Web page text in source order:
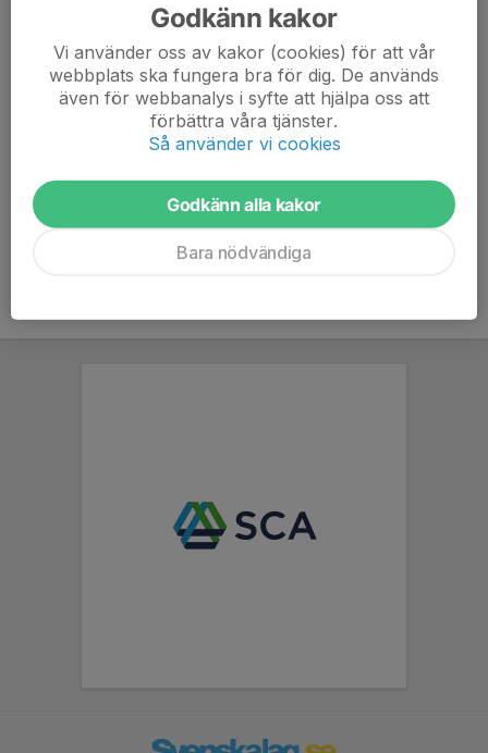
Michael Nyberg
Tränare
070-580 84 83
mnyberg85@gmail.com
Jim Nordin
jimnordin@hotmail.com
Godkänn kakor
Vi använder oss av kakor (cookies) för att vår
webbplats ska fungera bra för dig. De används
även för webbanalys i syfte att hjälpa oss att
förbättra våra tjänster.
Så använder vi cookies
Godkänn alla kakor
Bara nödvändiga